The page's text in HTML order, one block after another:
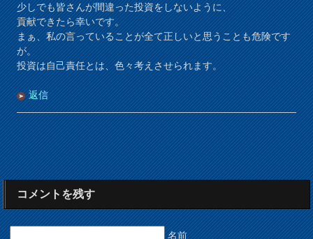
少しでも皆さんが間違った投資をしないように、
貢献できたら幸いです。
まぁ、私の言っていることが全て正しいと思うことも危険です
が。
投資は自己責任とは、色々考えさせられます。
返信
コメントを残す
名前